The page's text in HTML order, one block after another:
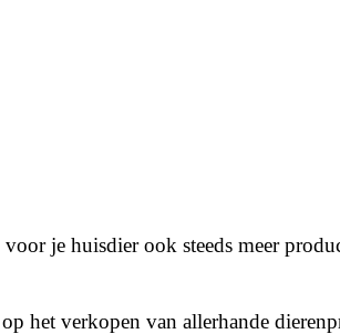
je huisdier ook steeds meer
het verkopen van allerhande